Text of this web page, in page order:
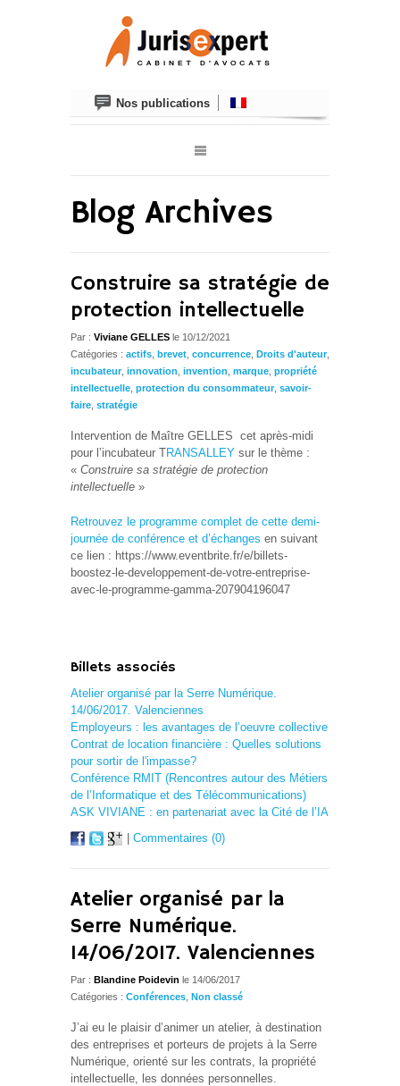
Nos publications
Blog Archives
Construire sa stratégie de
protection intellectuelle
Par : Viviane GELLES le 10/12/2021
Catégories : actifs brevet concurrence Droits d'auteur,
incubateur, innovation invention marque propriété
intellectuelle protection du consommateur, savoir-
faire stratégie
Intervention de Maître GELLES cet après-midi
pour l’incubateur TRANSALLEY sur le thème :
« Construire sa stratégie de protection
intellectuelle »
Retrouvez le programme complet de cette demi-
journée de conférence et d’échanges en suivant
ce lien : https://www.eventbrite.fr/e/billets-
boostez-le-developpement-de-votre-entreprise-
avec-le-programme-gamma-207904196047
Billets associés
Atelier organisé par la Serre Numérique.
14/06/2017. Valenciennes
Employeurs : les avantages de l’oeuvre collective
Contrat de location financière : Quelles solutions
pour sortir de l'impasse?
Conférence RMIT (Rencontres autour des Métiers
de l’Informatique et des Télécommunications)
ASK VIVIANE : en partenariat avec la Cité de l’IA
Commentaires (0)
Atelier organisé par la
Serre Numérique.
14/06/2017. Valenciennes
Par : Blandine Poidevin le 14/06/2017
Catégories : Conférences Non classé
J’ai eu le plaisir d’animer un atelier, à destination
des entreprises et porteurs de projets à la Serre
Numérique, orienté sur les contrats, la propriété
intellectuelle, les données personnelles.